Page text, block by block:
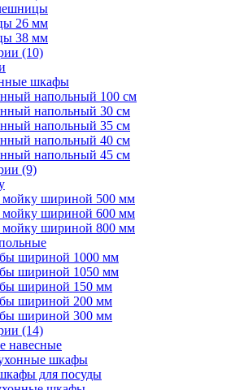
26 мм
38 мм
(10)
шкафы
напольный 100 см
напольный 30 см
напольный 35 см
напольный 40 см
напольный 45 см
(9)
шириной 500 мм
шириной 600 мм
шириной 800 мм
шириной 1000 мм
шириной 1050 мм
шириной 150 мм
шириной 200 мм
шириной 300 мм
(14)
навесные
шкафы
для посуды